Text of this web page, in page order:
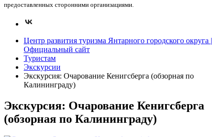
предоставленных сторонними организациями.
Центр развития туризма Янтарного городского округа |
Официальный сайт
Туристам
Экскурсии
Экскурсия: Очарование Кенигсберга (обзорная по
Калининграду)
Экскурсия: Очарование Кенигсберга
(обзорная по Калининграду)